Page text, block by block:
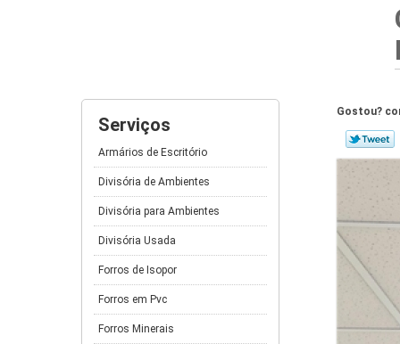
Serviços
Armários de Escritório
Divisória de Ambientes
Divisória para Ambientes
Divisória Usada
Forros de Isopor
Forros em Pvc
Forros Minerais
Gostou?